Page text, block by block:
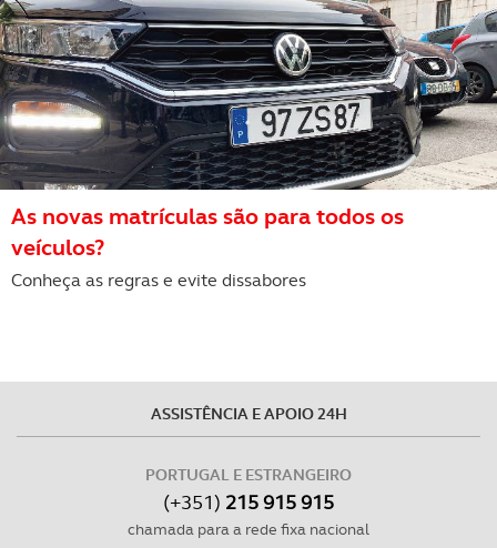
As novas matrículas são para todos os
veículos?
Conheça as regras e evite dissabores
ASSISTÊNCIA E APOIO 24H
PORTUGAL E ESTRANGEIRO
(+351) 215 915 915
chamada para a rede fixa nacional